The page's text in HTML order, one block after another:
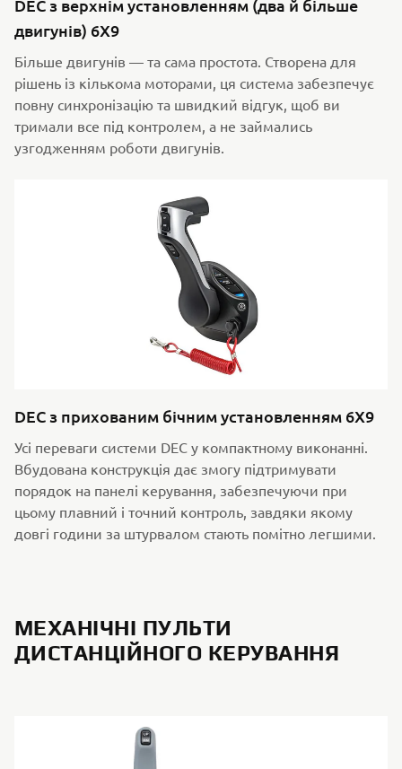
DEC з верхнім установленням (два й більше
двигунів) 6X9
Більше двигунів — та сама простота. Створена для
рішень із кількома моторами, ця система забезпечує
повну синхронізацію та швидкий відгук, щоб ви
тримали все під контролем, а не займались
узгодженням роботи двигунів.
DEC з прихованим бічним установленням 6X9
Усі переваги системи DEC у компактному виконанні.
Вбудована конструкція дає змогу підтримувати
порядок на панелі керування, забезпечуючи при
цьому плавний і точний контроль, завдяки якому
довгі години за штурвалом стають помітно легшими.
МЕХАНІЧНІ ПУЛЬТИ
ДИСТАНЦІЙНОГО КЕРУВАННЯ